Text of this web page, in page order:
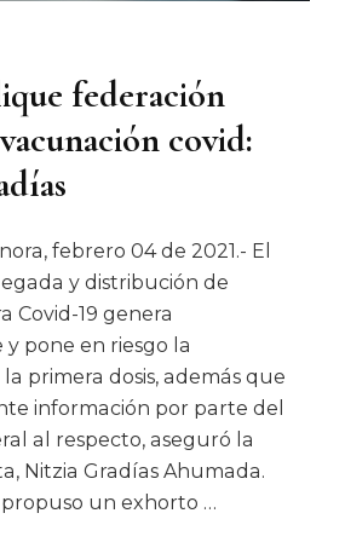
federación
covid:
febrero 04 de 2021.- El
y distribución de
Covid-19 genera
pone en riesgo la
primera dosis, además que
información por parte del
al respecto, aseguró la
Nitzia Gradías Ahumada.
un exhorto …